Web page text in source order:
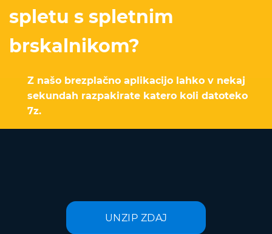
spletu s spletnim
brskalnikom?
Z našo brezplačno aplikacijo lahko v nekaj
sekundah razpakirate katero koli datoteko
7z.
UNZIP ZDAJ